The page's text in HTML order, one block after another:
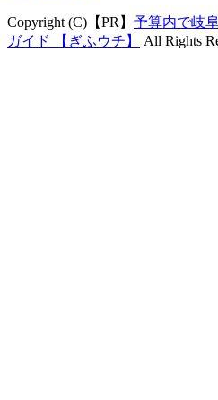
Copyright (C)【PR】 予算内で岐
ガイド 【ぎふウチ】
All Rights